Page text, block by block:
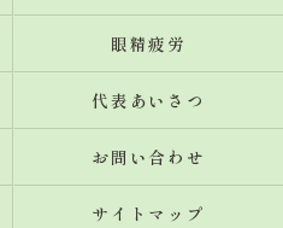
眼精疲労
代表あいさつ
お問い合わせ
サイトマップ